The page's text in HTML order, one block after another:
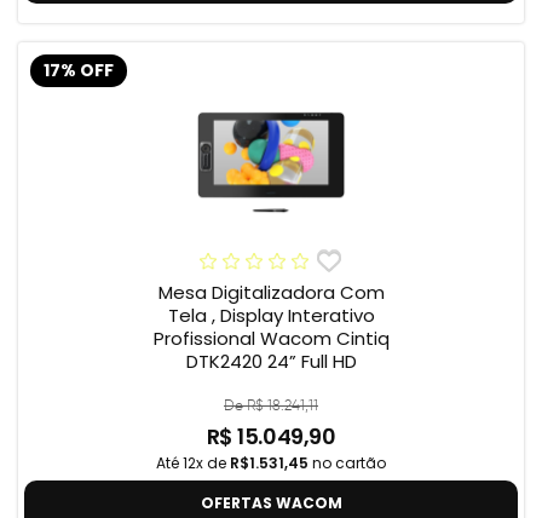
17% OFF
Mesa Digitalizadora Com
Tela , Display Interativo
Profissional Wacom Cintiq
DTK2420 24” Full HD
De R$ 18.241,11
R$ 15.049,90
Até 12x de R$1.531,45 no cartão
OFERTAS WACOM